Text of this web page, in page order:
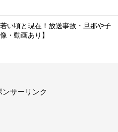
い頃と現在！放送事故・旦那や子
・動画あり】
ンサーリンク